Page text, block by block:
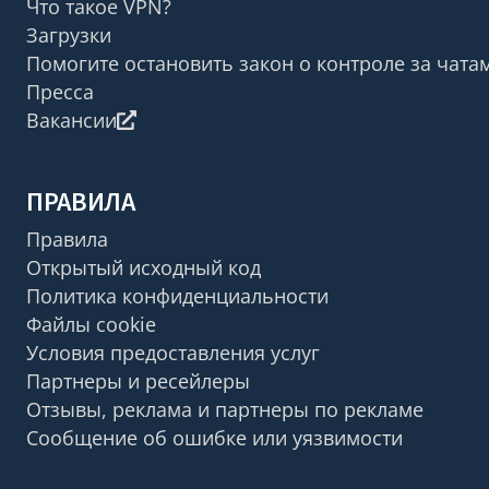
Что такое VPN?
Загрузки
Помогите остановить закон о контроле за
Пресса
Вакансии
ПРАВИЛА
Правила
Открытый исходный код
Политика конфиденциальности
Файлы cookie
Условия предоставления услуг
Партнеры и ресейлеры
Отзывы, реклама и партнеры по рекламе
Сообщение об ошибке или уязвимости